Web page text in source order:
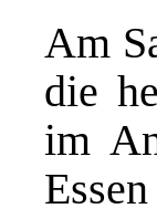
Am
die
im